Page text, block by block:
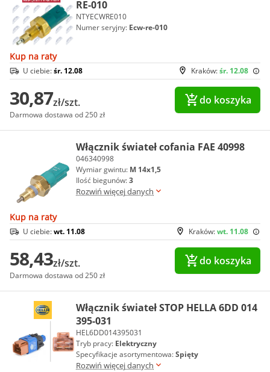
RE-010
NTYECWRE010
Numer seryjny: Ecw-re-010
Kup na raty
Kraków:śr. 12.08
U ciebie:śr. 12.08
30,87zł/szt.
Darmowa dostawa od 250 zł
do koszyka
Włącznik świateł cofania FAE 40998
046340998
Wymiar gwintu: M 14x1,5
Ilość biegunów:3
Rozwiń więcej danych
Kup na raty
Kraków:wt. 11.08
U ciebie:wt. 11.08
58,43zł/szt.
Darmowa dostawa od 250 zł
do koszyka
Włącznik świateł STOP HELLA 6DD 014
395-031
HEL6DD014395031
Tryb pracy: Elektryczny
Specyfikacje asortymentowa:Spięty
Rozwiń więcej danych